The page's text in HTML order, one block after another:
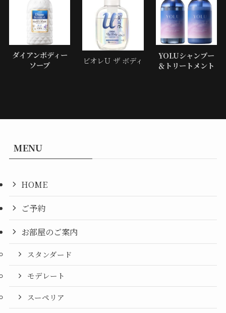
ダイアンボディー
ソープ
ビオレＵ ザ ボディ
YOLUシャンプー
＆トリートメント
MENU
HOME
ご予約
お部屋のご案内
スタンダード
モデレート
スーペリア